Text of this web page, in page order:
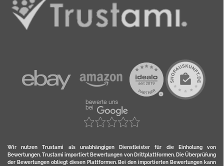
Wir nutzen Trustami als unabhängigen Dienstleister für die Einholung von
Bewertungen. Trustami importiert Bewertungen von Drittplattformen. Die Überprüfung
der Bewertungen obliegt diesen Plattformen. Bei den importierten Bewertungen kann